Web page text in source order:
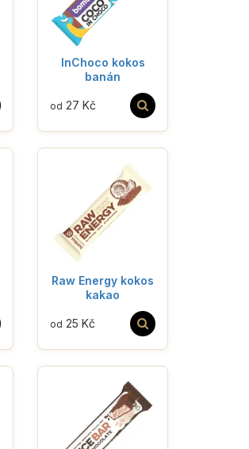
InChoco kokos
banán
od 27 Kč
Raw Energy kokos
kakao
od 25 Kč